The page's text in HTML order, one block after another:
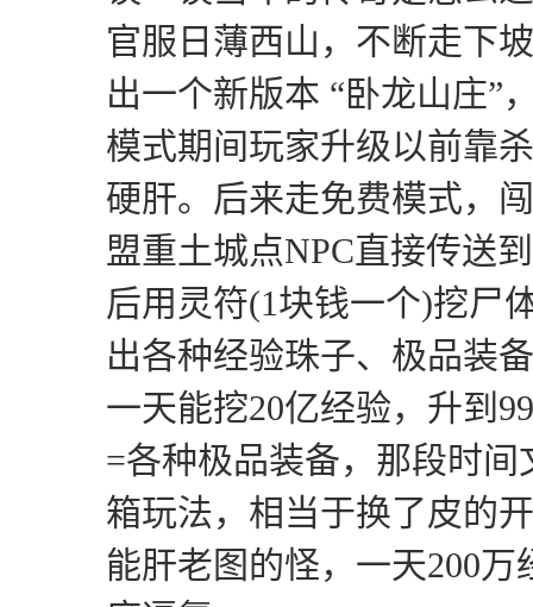
官服日薄西山，不断走下
出一个新版本 “卧龙山庄”
模式期间玩家升级以前靠
硬肝。后来走免费模式，
盟重土城点NPC直接传送
后用灵符(1块钱一个)挖尸
出各种经验珠子、极品装
一天能挖20亿经验，升到
=各种极品装备，那段时
箱玩法，相当于换了皮的
能肝老图的怪，一天200